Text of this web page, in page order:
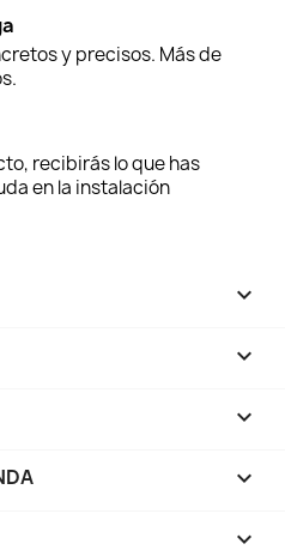
y precisos. Más de
recibirás lo que has
en la instalación



keyboard_arrow_down
